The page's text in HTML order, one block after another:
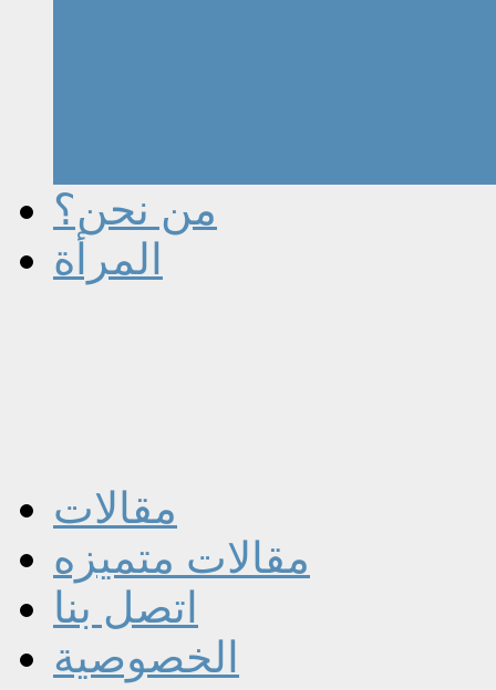
من نحن؟
المرأة
مقالات
مقالات متميزه
اتصل بنا
الخصوصية